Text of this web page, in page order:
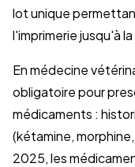
lot unique
l'imprimerie jusqu'à
En médecine
obligatoire pour
médicaments :
(kétamine,
2025, les